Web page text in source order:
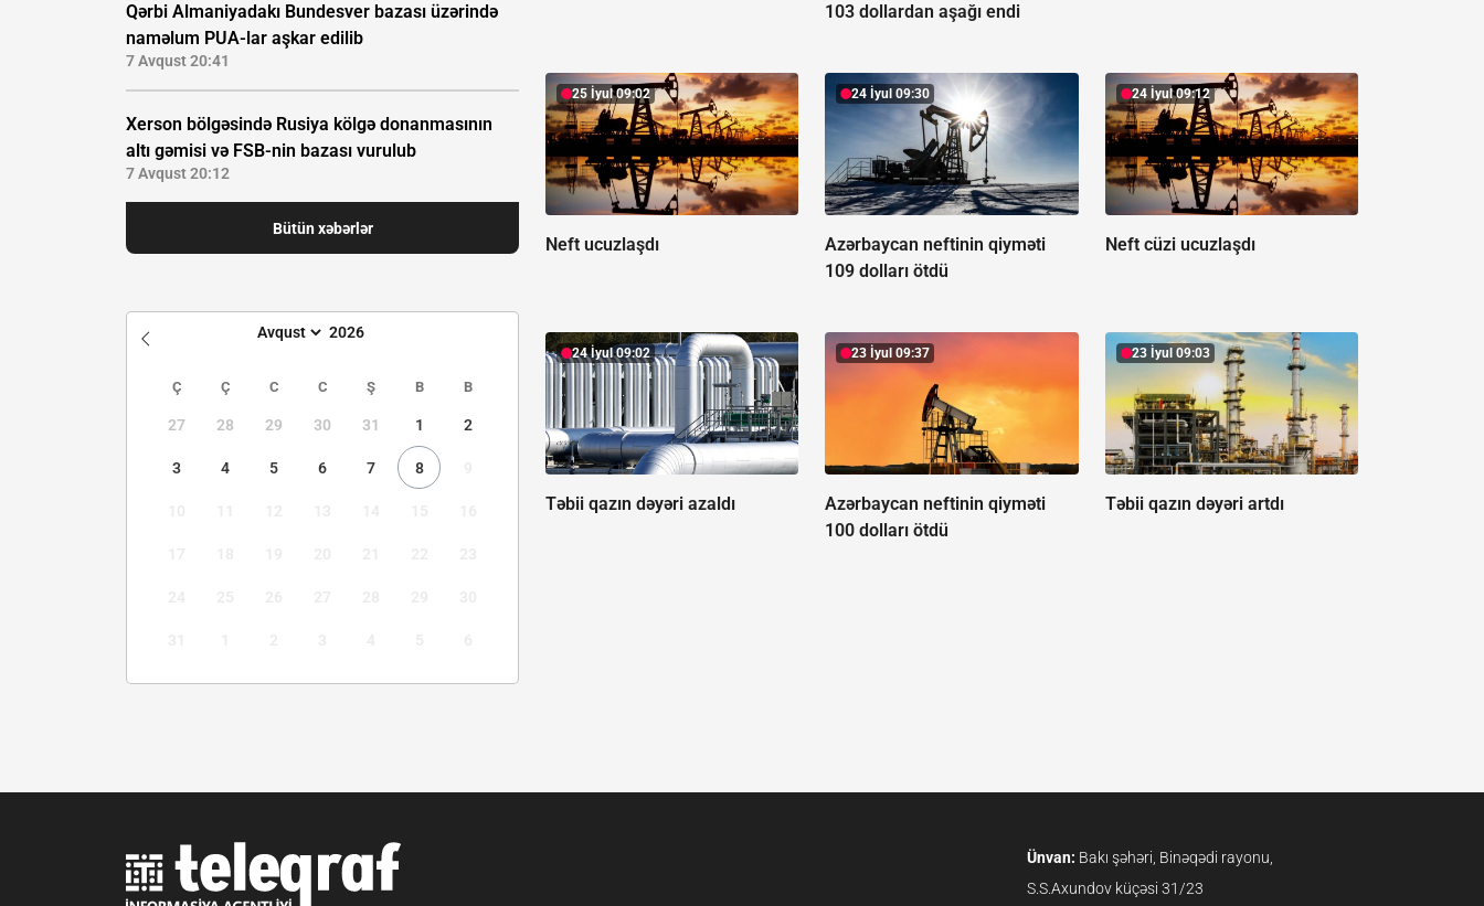
Qərbi Almaniyadakı Bundesver bazası üzərində
naməlum PUA-lar aşkar edilib
7 Avqust 20:41
Xerson bölgəsində Rusiya kölgə donanmasının
altı gəmisi və FSB-nin bazası vurulub
7 Avqust 20:12
Bütün xəbərlər
Ç Ç C C Ş B B
27 28 29 30 31 1 2
3 4 5 6 7 8
103 dollardan aşağı endi
25 İyul 09:02
Neft ucuzlaşdı
24 İyul 09:30
Azərbaycan neftinin qiyməti
109 dolları ötdü
24 İyul 09:12
Neft cüzi ucuzlaşdı
24 İyul 09:02
Təbii qazın dəyəri azaldı
23 İyul 09:37
Azərbaycan neftinin qiyməti
100 dolları ötdü
23 İyul 09:03
Təbii qazın dəyəri artdı
Ünvan: Bakı şəhəri, Binəqədi rayonu,
S.S.Axundov küçəsi 31/23